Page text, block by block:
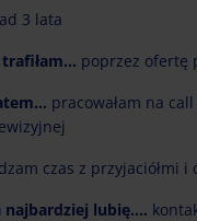
3 lata
poprzez ofertę
pracowałam na
czas z przyjaciółmi i
najbardziej lubię….